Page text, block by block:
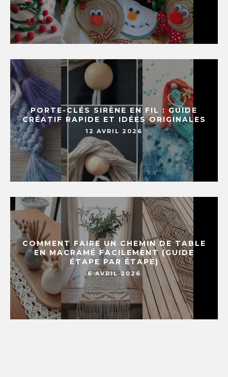
PORTE-CLÉS SIRÈNE EN FIL : GUIDE
CRÉATIF RAPIDE ET IDÉES ORIGINALES
12 AVRIL 2026
COMMENT FAIRE UN CHEMIN DE TABLE
EN MACRAMÉ FACILEMENT (GUIDE
ÉTAPE PAR ÉTAPE)
6 AVRIL 2026